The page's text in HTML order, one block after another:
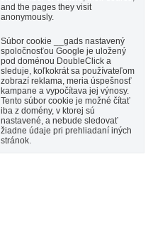
and the pages they visit
anonymously.
Súbor cookie __gads nastavený
spoločnosťou Google je uložený
pod doménou DoubleClick a
sleduje, koľkokrát sa používateľom
zobrazí reklama, meria úspešnosť
kampane a vypočítava jej výnosy.
Tento súbor cookie je možné čítať
iba z domény, v ktorej sú
nastavené, a nebude sledovať
žiadne údaje pri prehliadaní iných
stránok.